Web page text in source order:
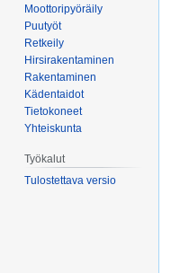
Moottoripyöräily
Puutyöt
Retkeily
Hirsirakentaminen
Rakentaminen
Kädentaidot
Tietokoneet
Yhteiskunta
Työkalut
Tulostettava versio